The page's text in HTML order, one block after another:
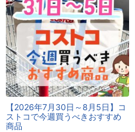
【2026年7月30日～8月5日】コ
ストコで今週買うべきおすすめ
商品